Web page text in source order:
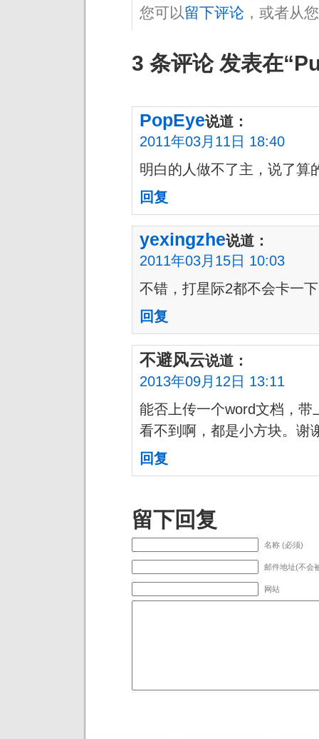
您可以留下评论 ，或者从
3 条评论 发表在
PopEye说道：
2011年03月11日 18:40
明白的人做不了主，说了算
回复
yexingzhe说道：
2011年03月15日 10:03
不错，打星际2都不会卡一下
回复
不避风云说道：
2013年09月12日 13:11
能否上传一个word文档，
看不到啊，都是小方块。谢
回复
留下回复
名称 (必须)
邮件地址(不会
网站